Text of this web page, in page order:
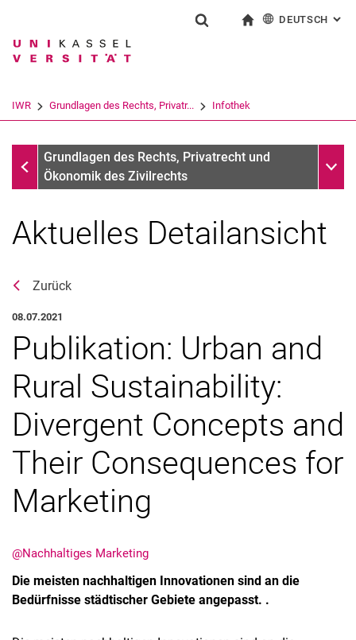
Springe direkt zu: Inhalt
Springe direkt zu: Suche
Springe direkt zu:
Suchbegriff
Suchen (öffnet externen Link in einem
DEUTSCH :
IWR Grundlagen des Rechts, Privatr... Infothek
Infothek
Grundlagen des Rechts, Privatrecht und
Ökonomik des Zivilrechts
Aktuelles
Stellenangebote
Exkursionen
Aktuelles Detailansicht
Zurück
08.07.2021
Publikation: Urban and
Rural Sustainability:
Divergent Concepts and
Their Consequences for
Marketing
@Nachhaltiges Marketing
Die meisten nachhaltigen Innovationen sind an die
Bedürfnisse städtischer Gebiete angepasst. .